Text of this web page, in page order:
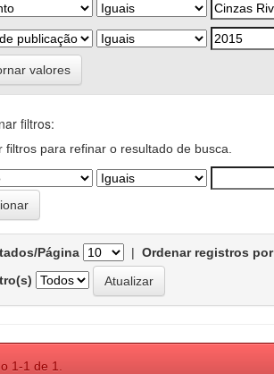
valores
filtros:
filtros para refinar o resultado de busca.
Página | Ordenar registros por
1-1 de 1.